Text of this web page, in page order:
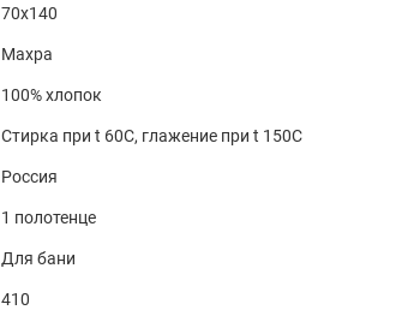
70х140
Махра
100% хлопок
Стирка при t 60С, глажение при t 150C
Россия
1 полотенце
Для бани
410